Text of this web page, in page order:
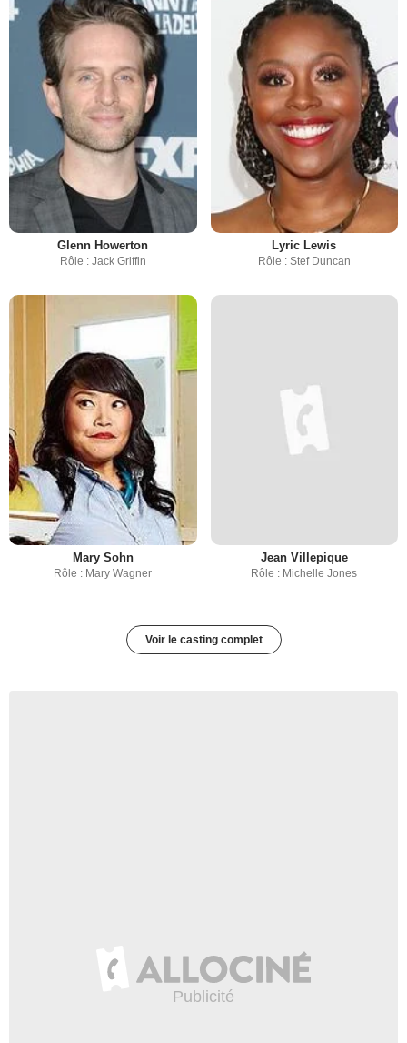
Glenn Howerton
Rôle : Jack Griffin
Lyric Lewis
Rôle : Stef Duncan
Mary Sohn
Rôle : Mary Wagner
Jean Villepique
Rôle : Michelle Jones
Voir le casting complet